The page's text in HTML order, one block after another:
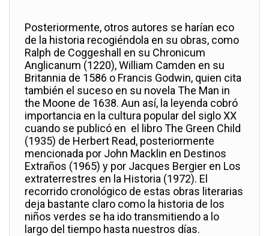
Posteriormente, otros autores se harían eco
de la historia recogiéndola en su obras, como
Ralph de Coggeshall en su Chronicum
Anglicanum (1220), William Camden en su
Britannia de 1586 o Francis Godwin, quien cita
también el suceso en su novela The Man in
the Moone de 1638. Aun así, la leyenda cobró
importancia en la cultura popular del siglo XX
cuando se publicó en el libro The Green Child
(1935) de Herbert Read, posteriormente
mencionada por John Macklin en Destinos
Extraños (1965) y por Jacques Bergier en Los
extraterrestres en la Historia (1972). El
recorrido cronológico de estas obras literarias
deja bastante claro como la historia de los
niños verdes se ha ido transmitiendo a lo
largo del tiempo hasta nuestros días.